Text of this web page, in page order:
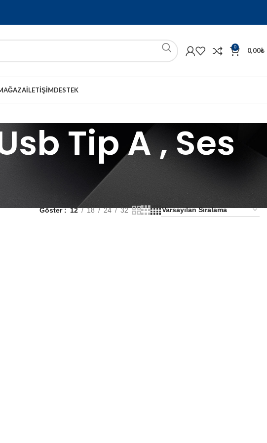
0 0,00₺
İLETIŞIMDESTEK
Tip A , Ses
Göster 12 18 24 32